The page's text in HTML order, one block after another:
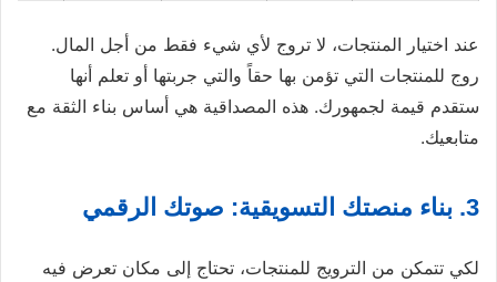
عند اختيار المنتجات، لا تروج لأي شيء فقط من أجل المال.
روج للمنتجات التي تؤمن بها حقاً والتي جربتها أو تعلم أنها
ستقدم قيمة لجمهورك. هذه المصداقية هي أساس بناء الثقة مع
متابعيك.
3. بناء منصتك التسويقية: صوتك الرقمي
لكي تتمكن من الترويج للمنتجات، تحتاج إلى مكان تعرض فيه